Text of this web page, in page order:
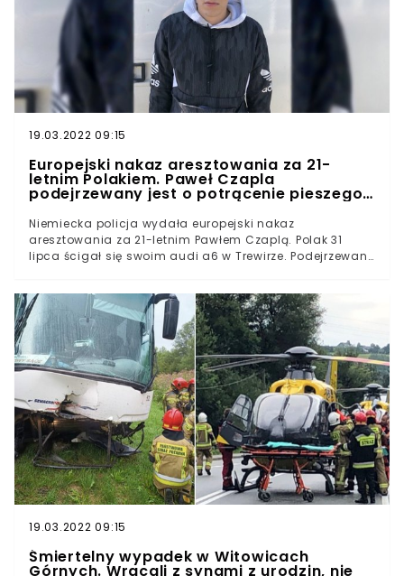
19.03.2022 09:15
Europejski nakaz aresztowania za 21-
letnim Polakiem. Paweł Czapla
podejrzewany jest o potrącenie pieszego
w Niemczech
Niemiecka policja wydała europejski nakaz
aresztowania za 21-letnim Pawłem Czaplą. Polak 31
lipca ścigał się swoim audi a6 w Trewirze. Podejrzewany
w szpitalu w stanie krytycznym.Potrącenie i ucieczka z
miejsca wypadku. To podejrzenia, jakie w kierunku do
21-letniego Polaka kieruje niemiecka policja. W sobotę 31
lipca Paweł Czapla miał brać udział w nielegalnym
wyścigu ulicznym. Funkcjonariusze podają, że około
godziny 21:25 audi a6 potrąciło pieszego
przechodzącego przez jezdnię. Za kierownicą siedzieć
miał właśnie 21-latek z Polski.
19.03.2022 09:15
Śmiertelny wypadek w Witowicach
Górnych. Wracali z synami z urodzin, nie